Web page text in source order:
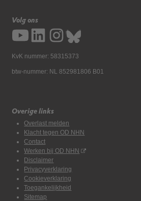
Volg ons
KvK nummer: 58315373
btw-nummer: NL 852981806 B01
Overige links
Overlast melden
Klacht tegen OD NHN
Contact
Werken bij OD NHN
Disclaimer
Privacyverklaring
Cookieverklaring
Toegankelijkheid
Sitemap